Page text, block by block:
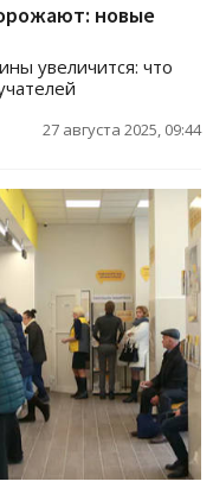
новые
увеличится: что
27 августа 2025, 09:44